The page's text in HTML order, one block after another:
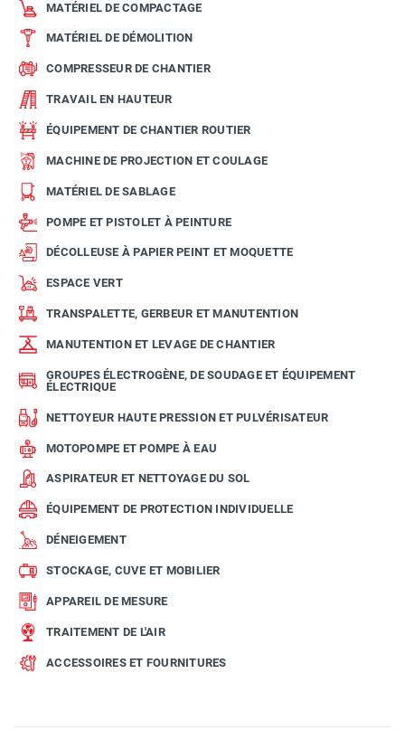
MATÉRIEL DE COMPACTAGE
MATÉRIEL DE DÉMOLITION
COMPRESSEUR DE CHANTIER
TRAVAIL EN HAUTEUR
ÉQUIPEMENT DE CHANTIER ROUTIER
MACHINE DE PROJECTION ET COULAGE
MATÉRIEL DE SABLAGE
POMPE ET PISTOLET À PEINTURE
DÉCOLLEUSE À PAPIER PEINT ET MOQUETTE
ESPACE VERT
TRANSPALETTE, GERBEUR ET MANUTENTION
MANUTENTION ET LEVAGE DE CHANTIER
GROUPES ÉLECTROGÈNE, DE SOUDAGE ET ÉQUIPEMENT
ÉLECTRIQUE
NETTOYEUR HAUTE PRESSION ET PULVÉRISATEUR
MOTOPOMPE ET POMPE À EAU
ASPIRATEUR ET NETTOYAGE DU SOL
ÉQUIPEMENT DE PROTECTION INDIVIDUELLE
DÉNEIGEMENT
STOCKAGE, CUVE ET MOBILIER
APPAREIL DE MESURE
TRAITEMENT DE L'AIR
ACCESSOIRES ET FOURNITURES